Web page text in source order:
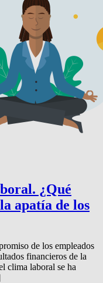
¿Qué
apatía de los
de los empleados
financieros de la
clima laboral se ha